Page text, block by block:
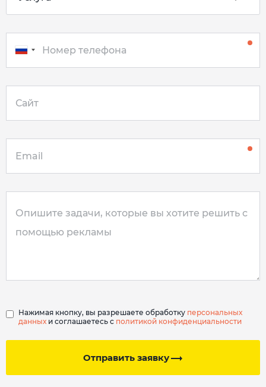
Отправить заявку
Нажимая кнопку, вы разрешаете обработку персональных
данных и соглашаетесь с политикой конфиденциальности